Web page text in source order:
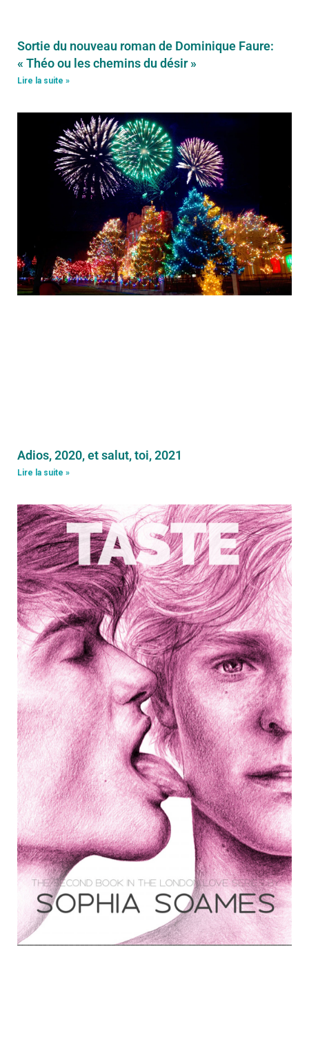
Sortie du nouveau roman de Dominique Faure:
« Théo ou les chemins du désir »
Lire la suite »
Adios, 2020, et salut, toi, 2021
Lire la suite »